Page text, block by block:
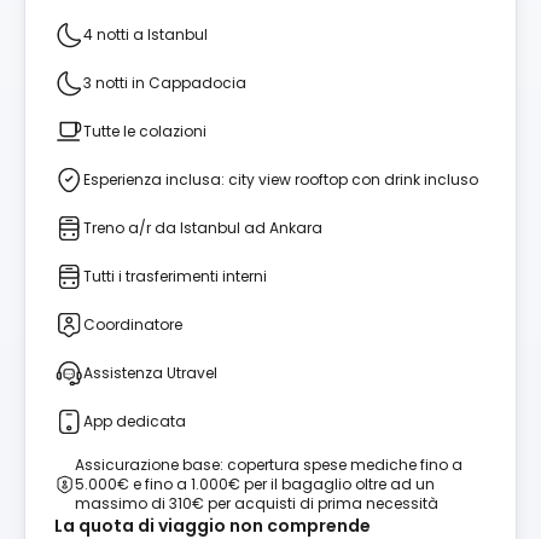
4 notti a Istanbul
3 notti in Cappadocia
Tutte le colazioni
Esperienza inclusa: city view rooftop con drink incluso
Treno a/r da Istanbul ad Ankara
Tutti i trasferimenti interni
Coordinatore
Assistenza Utravel
App dedicata
Assicurazione base: copertura spese mediche fino a
5.000€ e fino a 1.000€ per il bagaglio oltre ad un
massimo di 310€ per acquisti di prima necessità
La quota di viaggio non comprende